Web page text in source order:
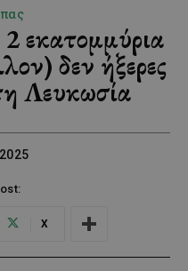
εκατομμύρια
δεν ήξερες
Λευκωσία
X